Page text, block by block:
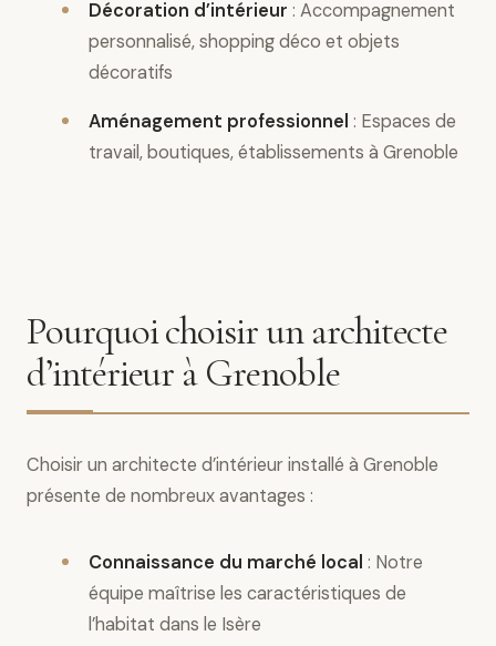
Décoration d’intérieur : Accompagnement
personnalisé, shopping déco et objets
décoratifs
Aménagement professionnel : Espaces de
travail, boutiques, établissements à Grenoble
Pourquoi choisir un architecte
d’intérieur à Grenoble
Choisir un architecte d’intérieur installé à Grenoble
présente de nombreux avantages :
Connaissance du marché local : Notre
équipe maîtrise les caractéristiques de
l’habitat dans le Isère